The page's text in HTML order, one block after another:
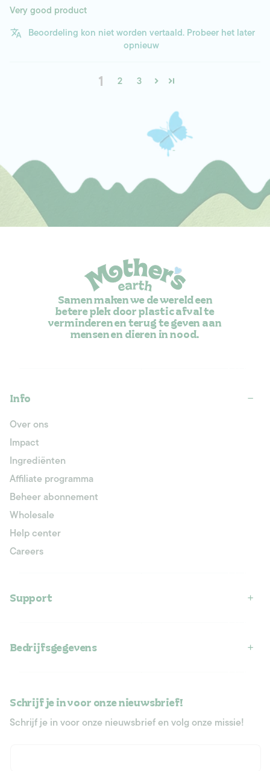
Very good product
Beoordeling kon niet worden vertaald. Probeer het later
opnieuw
1 2 3
Samen maken we de wereld een
betere plek door plastic afval te
verminderen en terug te geven aan
mensen en dieren in nood.
Info
Over ons
Impact
Ingrediënten
Affiliate programma
Beheer abonnement
Wholesale
Help center
Careers
Support
Bedrijfsgegevens
Schrijf je in voor onze nieuwsbrief!
Schrijf je in voor onze nieuwsbrief en volg onze missie!